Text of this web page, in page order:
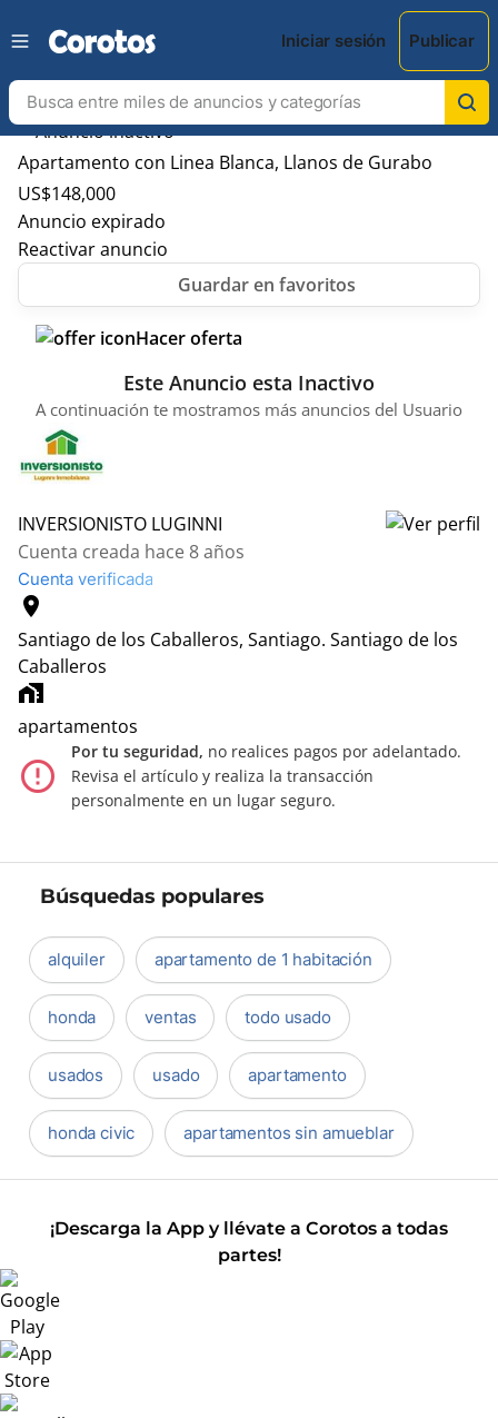
Iniciar sesión Publicar
Apartamento con Linea Blanca, Llanos de Gurabo
US$148,000
Anuncio expirado
Reactivar anuncio
Hacer oferta
Este Anuncio esta Inactivo
A continuación te mostramos más anuncios del Usuario
INVERSIONISTO LUGINNI
Cuenta creada hace 8 años
Cuenta verificada
location_on
Santiago de los Caballeros, Santiago. Santiago de los
Caballeros
home_work
apartamentos
error_outline
Por tu seguridad, no realices pagos por adelantado.
Revisa el artículo y realiza la transacción
personalmente en un lugar seguro.
Búsquedas populares
alquiler apartamento de 1 habitación
honda ventas todo usado
usados usado apartamento
honda civic apartamentos sin amueblar
¡Descarga la App y llévate a Corotos a todas
partes!